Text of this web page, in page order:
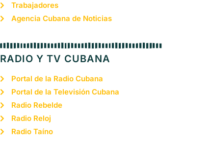
Trabajadores
Agencia Cubana de Noticias
RADIO Y TV CUBANA
Portal de la Radio Cubana
Portal de la Televisión Cubana
Radio Rebelde
Radio Reloj
Radio Taíno